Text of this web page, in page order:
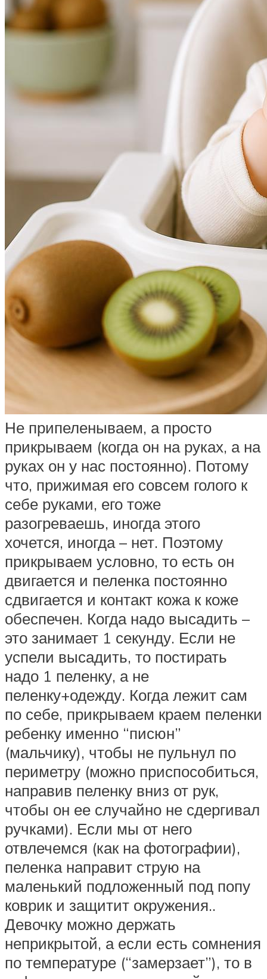
Не припеленываем, а просто
прикрываем (когда он на руках, а на
руках он у нас постоянно). Потому
что, прижимая его совсем голого к
себе руками, его тоже
разогреваешь, иногда этого
хочется, иногда – нет. Поэтому
прикрываем условно, то есть он
двигается и пеленка постоянно
сдвигается и контакт кожа к коже
обеспечен. Когда надо высадить –
это занимает 1 секунду. Если не
успели высадить, то постирать
надо 1 пеленку, а не
пеленку+одежду. Когда лежит сам
по себе, прикрываем краем пеленки
ребенку именно “писюн”
(мальчику), чтобы не пульнул по
периметру (можно приспособиться,
направив пеленку вниз от рук,
чтобы он ее случайно не сдергивал
ручками). Если мы от него
отвлечемся (как на фотографии),
пеленка направит струю на
маленький подложенный под попу
коврик и защитит окружения..
Девочку можно держать
неприкрытой, а если есть сомнения
по температуре (“замерзает”), то в